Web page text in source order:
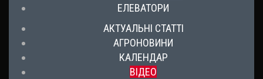
ЕЛЕВАТОРИ
АКТУАЛЬНІ СТАТТІ
АГРОНОВИНИ
КАЛЕНДАР
ВІДЕО